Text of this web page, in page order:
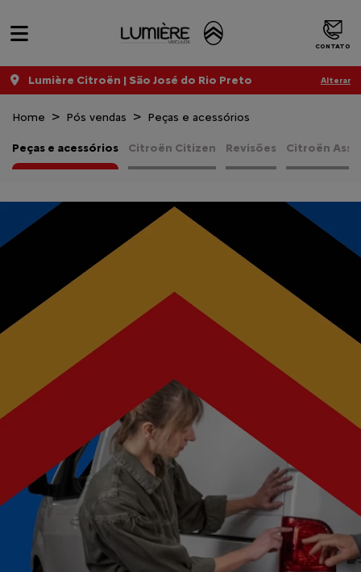
CONTATO
Lumière Citroën | São José do Rio Preto Alterar
Home Pós vendas Peças e acessórios
Citroën Citizen Revisões
Peças e acessórios Citroën